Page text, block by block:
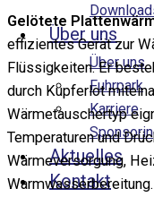
Über uns
Über uns
Fuhrpark
Karriere
Aktuelles
Kontakt
Gelötete
effizientes Gerät zur
Flüssigkeiten. Er
durch Kupferlot
Wärmetauschertyp
Temperaturen und
Wärmeversorgung,